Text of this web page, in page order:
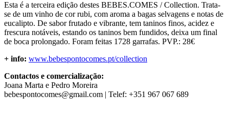
Esta é a terceira edição destes BEBES.COMES / Collection. Trata-
se de um vinho de cor rubi, com aroma a bagas selvagens e notas de
eucalipto. De sabor frutado e vibrante, tem taninos finos, acidez e
frescura notáveis, estando os taninos bem fundidos, deixa um final
de boca prolongado. Foram feitas 1728 garrafas. PVP.: 28€
+ info: www.bebespontocomes.pt/collection
Contactos e comercialização:
Joana Marta e Pedro Moreira
bebespontocomes@gmail.com | Telef: +351 967 067 689